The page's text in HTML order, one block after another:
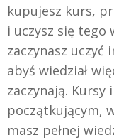
kupujesz kurs,
i uczysz się tego
zaczynasz uczyć
abyś wiedział
zaczynają. Kursy
początkującym,
masz pełnej